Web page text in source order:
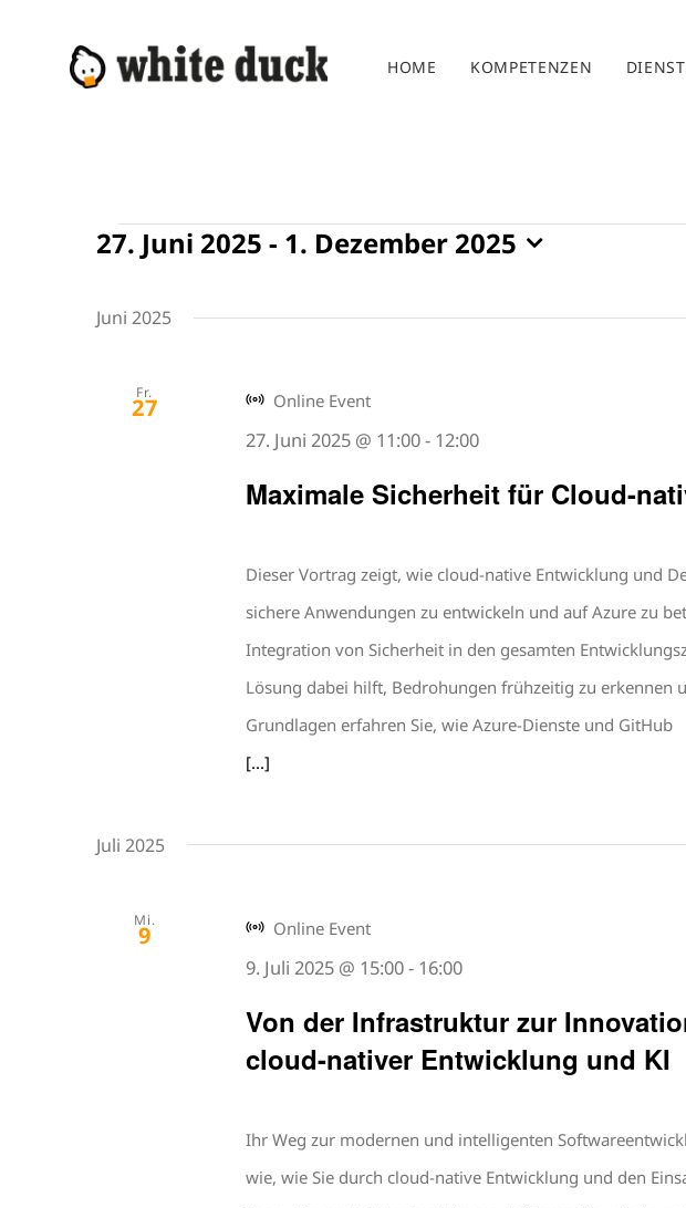
HOME KOMPETENZEN
Veranstaltungen
27. Juni 2025 - 1. Dezember 2025
Juni 2025
Fr.
27
Maximale Sicherheit für Cloud-
27. Juni 2025 @ 11:00- 12:00
Online Event
Dieser Vortrag zeigt, wie cloud-native Entwicklung und
sichere Anwendungen zu entwickeln und auf Azure zu
Integration von Sicherheit in den gesamten
Lösung dabei hilft, Bedrohungen frühzeitig zu erkennen
Grundlagen erfahren Sie, wie Azure-Dienste und GitHub
[...]
Juli 2025
Mi.
9
Von der Infrastruktur zur
cloud-nativer Entwicklung und KI
9. Juli 2025 @ 15:00- 16:00
Online Event
Ihr Weg zur modernen und intelligenten
wie, wie Sie durch cloud-native Entwicklung und den